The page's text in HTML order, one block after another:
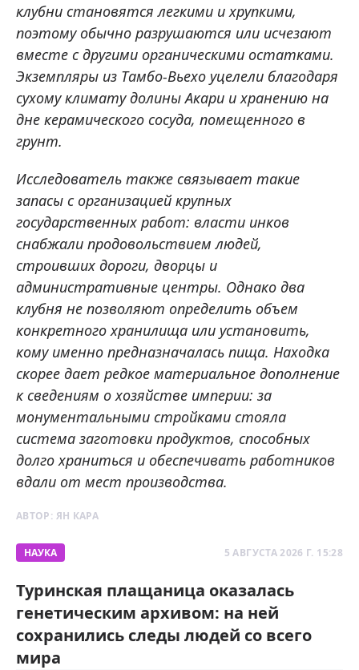
клубни становятся легкими и хрупкими,
поэтому обычно разрушаются или исчезают
вместе с другими органическими остатками.
Экземпляры из Тамбо-Вьехо уцелели благодаря
сухому климату долины Акари и хранению на
дне керамического сосуда, помещенного в
грунт.
Исследователь также связывает такие
запасы с организацией крупных
государственных работ: власти инков
снабжали продовольствием людей,
строивших дороги, дворцы и
административные центры. Однако два
клубня не позволяют определить объем
конкретного хранилища или установить,
кому именно предназначалась пища. Находка
скорее дает редкое материальное дополнение
к сведениям о хозяйстве империи: за
монументальными стройками стояла
система заготовки продуктов, способных
долго храниться и обеспечивать работников
вдали от мест производства.
АВТОР: ЯН КАРА
НАУКА 5 АВГУСТА 2026 Г. 15:28
Туринская плащаница оказалась
генетическим архивом: на ней
сохранились следы людей со всего
мира